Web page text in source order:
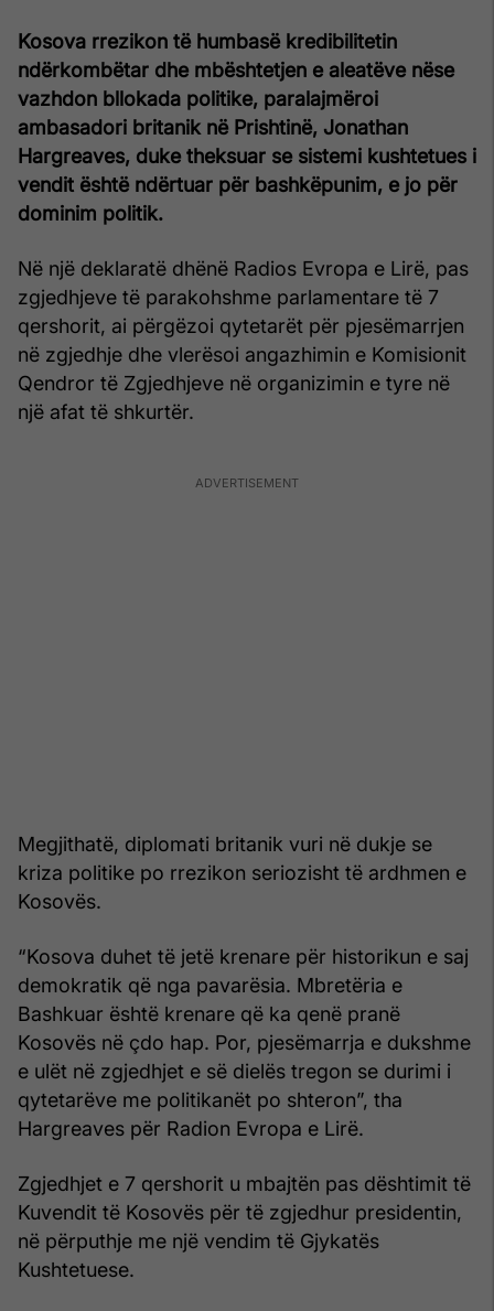
Kosova rrezikon të humbasë kredibilitetin
ndërkombëtar dhe mbështetjen e aleatëve nëse
vazhdon bllokada politike, paralajmëroi
ambasadori britanik në Prishtinë, Jonathan
Hargreaves, duke theksuar se sistemi kushtetues i
vendit është ndërtuar për bashkëpunim, e jo për
dominim politik.
Në një deklaratë dhënë Radios Evropa e Lirë, pas
zgjedhjeve të parakohshme parlamentare të 7
qershorit, ai përgëzoi qytetarët për pjesëmarrjen
në zgjedhje dhe vlerësoi angazhimin e Komisionit
Qendror të Zgjedhjeve në organizimin e tyre në
një afat të shkurtër.
Megjithatë, diplomati britanik vuri në dukje se
kriza politike po rrezikon seriozisht të ardhmen e
Kosovës.
“Kosova duhet të jetë krenare për historikun e saj
demokratik që nga pavarësia. Mbretëria e
Bashkuar është krenare që ka qenë pranë
Kosovës në çdo hap. Por, pjesëmarrja e dukshme
e ulët në zgjedhjet e së dielës tregon se durimi i
qytetarëve me politikanët po shteron”, tha
Hargreaves për Radion Evropa e Lirë.
Zgjedhjet e 7 qershorit u mbajtën pas dështimit të
Kuvendit të Kosovës për të zgjedhur presidentin,
në përputhje me një vendim të Gjykatës
Kushtetuese.